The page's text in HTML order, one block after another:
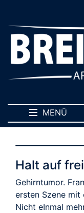
MENÜ
Halt auf
Gehirntumor.
ersten Szene
Nicht eInmal